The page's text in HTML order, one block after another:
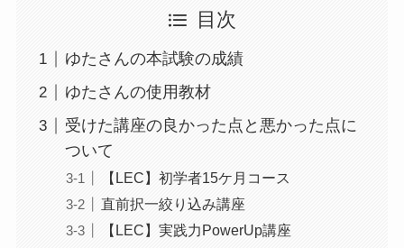
目次
ゆたさんの本試験の成績
ゆたさんの使用教材
受けた講座の良かった点と悪かった点に
ついて
【LEC】初学者15ケ月コース
直前択一絞り込み講座
【LEC】実践力PowerUp講座